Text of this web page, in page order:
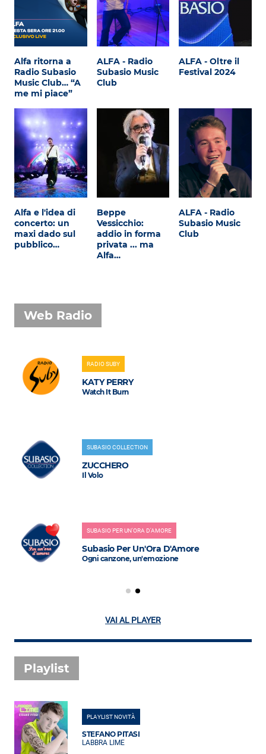
Alfa ritorna a
Radio Subasio
Music Club… “A
me mi piace”
ALFA - Radio
Subasio Music
Club
ALFA - Oltre il
Festival 2024
Alfa e l'idea di
concerto: un
maxi dado sul
pubblico…
Beppe
Vessicchio:
addio in forma
privata ... ma
Alfa…
ALFA - Radio
Subasio Music
Club
Web Radio
RADIO SUBY
KATY PERRY
Watch It Burn
SUBASIO COLLECTION
ZUCCHERO
Il Volo
SUBASIO PER UN'ORA D'AMORE
Subasio Per Un'Ora D'Amore
Ogni canzone, un'emozione
VAI AL PLAYER
Playlist
PLAYLIST NOVITÀ
STEFANO PITASI
LABBRA LIME